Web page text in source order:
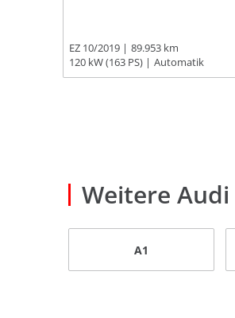
EZ 10/2019
89.953 km
120 kW (163 PS)
Automatik
Weitere
A1